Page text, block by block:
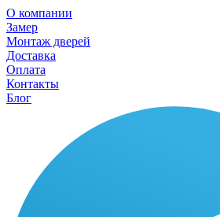
О компании
Замер
Монтаж дверей
Доставка
Оплата
Контакты
Блог